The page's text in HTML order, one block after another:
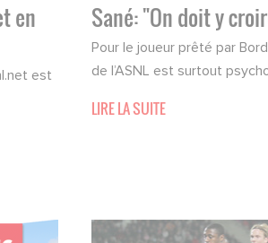
en
est
Sané: "On doit y
Pour le joueur prêté par
de l’ASNL est surtout
LIRE LA SUITE